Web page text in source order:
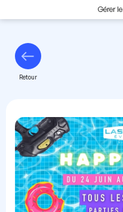
Gérer
Retour